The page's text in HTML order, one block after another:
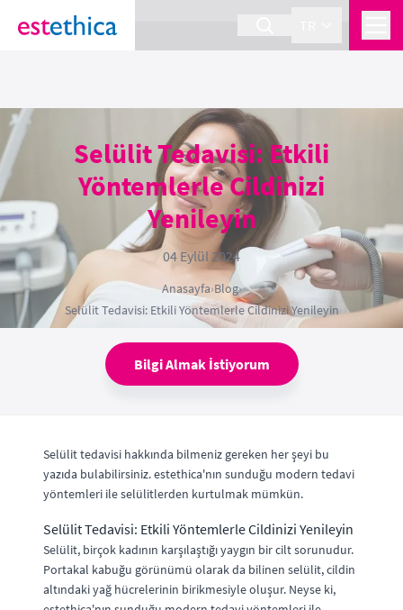
section Service {
Selülit Tedavisi: Etkili
Yöntemlerle Cildinizi
Yenileyin
04 Eylül 2024
Anasayfa›Blog›
Selülit Tedavisi: Etkili Yöntemlerle Cildinizi Yenileyin
Bilgi Almak İstiyorum
Selülit tedavisi hakkında bilmeniz gereken her şeyi bu
yazıda bulabilirsiniz. estethica'nın sunduğu modern tedavi
yöntemleri ile selülitlerden kurtulmak mümkün.
Selülit Tedavisi: Etkili Yöntemlerle Cildinizi Yenileyin
Selülit, birçok kadının karşılaştığı yaygın bir cilt sorunudur.
Portakal kabuğu görünümü olarak da bilinen selülit, cildin
altındaki yağ hücrelerinin birikmesiyle oluşur. Neyse ki,